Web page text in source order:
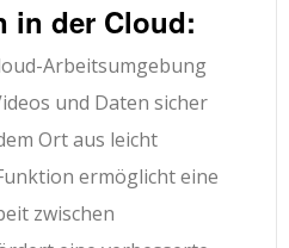
in der Cloud:
Arbeitsumgebung
und Daten sicher
Ort aus leicht
ermöglicht eine
zwischen